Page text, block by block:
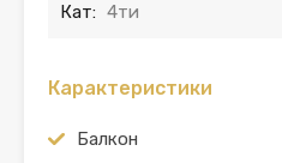
Кат: 4ти
Карактеристики
Балкон